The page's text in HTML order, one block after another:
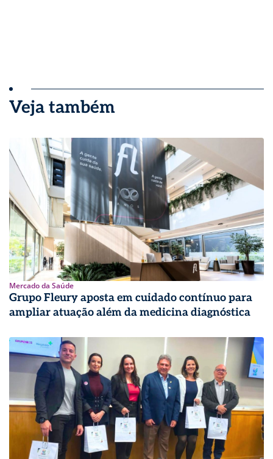
Veja também
Mercado da Saúde
Grupo Fleury aposta em cuidado contínuo para
ampliar atuação além da medicina diagnóstica